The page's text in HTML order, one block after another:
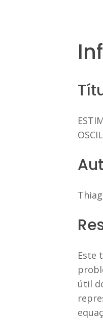
Este
útil